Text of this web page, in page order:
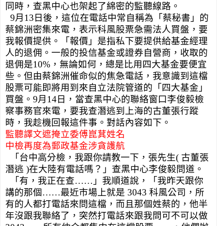
同時，查黑中心也架起了綿密的監聽線路。
9月 13 日後，這位在電話中常自稱為「蔡秘書」的
蔡錦洲密集來電，表示科風股票急需法人買盤，要
我報價提供。「報價」是指私下要提供給基金經理
人的退佣。一般的投信基金或證券自營商，收取的
退佣是10% ，無論如何，總是比用四大基金要便宜
些。但由蔡錦洲催命似的焦急電話，我意識到這檔
股票可能即將用到來自立法院管道的「四大基金」
買盤。 9月 14日，當查黑中心的聯絡窗口李俊毅檢
察事務官來電，要我查潛逃到上海的古董張行蹤
時，我趁機回報這件事。對話內容如下。
監聽譯文遮掩立委傅崑萁姓名
中檢再度為郵政基金涉貪護航
「台中高分檢，我跟你請教一下，張先生( 古董張
潛逃 )在大陸有電話嗎？」查黑中心李俊毅問道。
「有，我正在查……」我順道說，「我昨天跟你
講的那個……最近市場上就是 3043 科風公司，所
有的人都打電話來問這檔，而且那個姓蔡的，他半
年沒跟我聯絡了，突然打電話來跟我問可不可以做